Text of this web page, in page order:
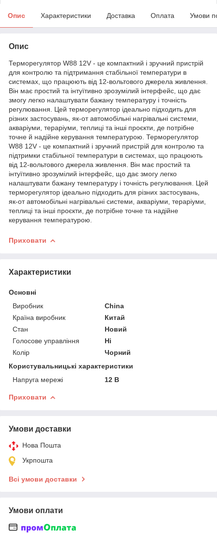
Опис Характеристики Доставка Оплата Умови
Опис
Терморегулятор W88 12V - це компактний і зручний пристрій
для контролю та підтримання стабільної температури в
системах, що працюють від 12-вольтового джерела живлення.
Він має простий та інтуїтивно зрозумілий інтерфейс, що дає
змогу легко налаштувати бажану температуру і точність
регулювання. Цей терморегулятор ідеально підходить для
різних застосувань, як-от автомобільні нагрівальні системи,
акваріуми, тераріуми, теплиці та інші проєкти, де потрібне
точне й надійне керування температурою. Терморегулятор
W88 12V - це компактний і зручний пристрій для контролю та
підтримки стабільної температури в системах, що працюють
від 12-вольтового джерела живлення. Він має простий та
інтуїтивно зрозумілий інтерфейс, що дає змогу легко
налаштувати бажану температуру і точність регулювання. Цей
терморегулятор ідеально підходить для різних застосувань,
як-от автомобільні нагрівальні системи, акваріуми, тераріуми,
теплиці та інші проєкти, де потрібне точне та надійне
керування температурою.
Приховати
Характеристики
Основні
Виробник
China
Країна виробник
Китай
Стан
Новий
Голосове управління
Ні
Колір
Чорний
Користувальницькі характеристики
Напруга мережі
12 В
Приховати
Умови доставки
Нова Пошта
Укрпошта
Всі умови доставки
Умови оплати